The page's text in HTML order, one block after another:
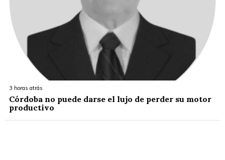
3 horas atrás
Córdoba no puede darse el lujo de perder su motor
productivo